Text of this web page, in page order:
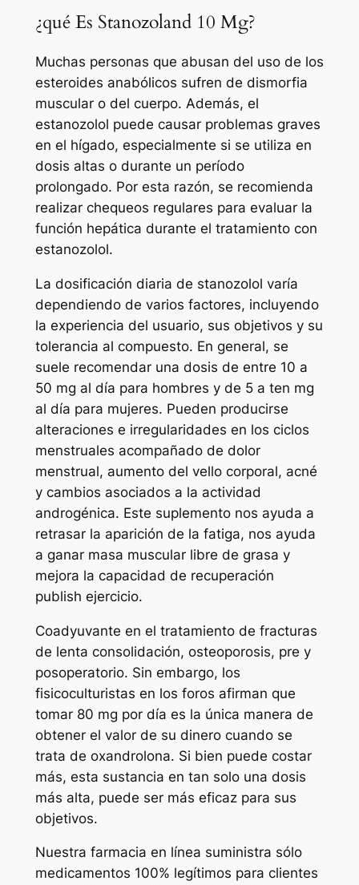
¿qué Es Stanozoland 10 Mg?
Muchas personas que abusan del uso de los
esteroides anabólicos sufren de dismorfia
muscular o del cuerpo. Además, el
estanozolol puede causar problemas graves
en el hígado, especialmente si se utiliza en
dosis altas o durante un período
prolongado. Por esta razón, se recomienda
realizar chequeos regulares para evaluar la
función hepática durante el tratamiento con
estanozolol.
La dosificación diaria de stanozolol varía
dependiendo de varios factores, incluyendo
la experiencia del usuario, sus objetivos y su
tolerancia al compuesto. En general, se
suele recomendar una dosis de entre 10 a
50 mg al día para hombres y de 5 a ten mg
al día para mujeres. Pueden producirse
alteraciones e irregularidades en los ciclos
menstruales acompañado de dolor
menstrual, aumento del vello corporal, acné
y cambios asociados a la actividad
androgénica. Este suplemento nos ayuda a
retrasar la aparición de la fatiga, nos ayuda
a ganar masa muscular libre de grasa y
mejora la capacidad de recuperación
publish ejercicio.
Coadyuvante en el tratamiento de fracturas
de lenta consolidación, osteoporosis, pre y
posoperatorio. Sin embargo, los
fisicoculturistas en los foros afirman que
tomar 80 mg por día es la única manera de
obtener el valor de su dinero cuando se
trata de oxandrolona. Si bien puede costar
más, esta sustancia en tan solo una dosis
más alta, puede ser más eficaz para sus
objetivos.
Nuestra farmacia en línea suministra sólo
medicamentos 100% legítimos para clientes